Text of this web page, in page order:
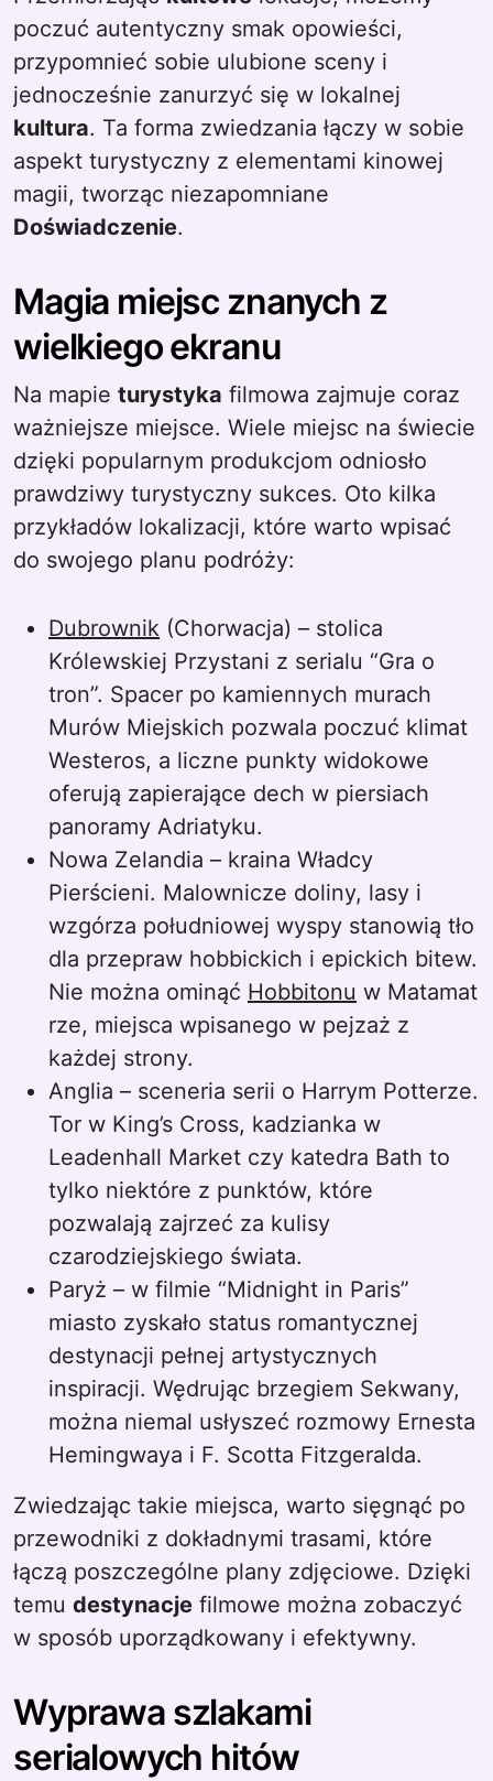
poczuć autentyczny smak opowieści,
przypomnieć sobie ulubione sceny i
jednocześnie zanurzyć się w lokalnej
kultura. Ta forma zwiedzania łączy w sobie
aspekt turystyczny z elementami kinowej
magii, tworząc niezapomniane
Doświadczenie.
Magia miejsc znanych z
wielkiego ekranu
Na mapie turystyka filmowa zajmuje coraz
ważniejsze miejsce. Wiele miejsc na świecie
dzięki popularnym produkcjom odniosło
prawdziwy turystyczny sukces. Oto kilka
przykładów lokalizacji, które warto wpisać
do swojego planu podróży:
Dubrownik (Chorwacja) – stolica
Królewskiej Przystani z serialu “Gra o
tron”. Spacer po kamiennych murach
Murów Miejskich pozwala poczuć klimat
Westeros, a liczne punkty widokowe
oferują zapierające dech w piersiach
panoramy Adriatyku.
Nowa Zelandia – kraina Władcy
Pierścieni. Malownicze doliny, lasy i
wzgórza południowej wyspy stanowią tło
dla przepraw hobbickich i epickich bitew.
Nie można ominąć Hobbitonu w Matamat
rze, miejsca wpisanego w pejzaż z
każdej strony.
Anglia – sceneria serii o Harrym Potterze.
Tor w King’s Cross, kadzianka w
Leadenhall Market czy katedra Bath to
tylko niektóre z punktów, które
pozwalają zajrzeć za kulisy
czarodziejskiego świata.
Paryż – w filmie “Midnight in Paris”
miasto zyskało status romantycznej
destynacji pełnej artystycznych
inspiracji. Wędrując brzegiem Sekwany,
można niemal usłyszeć rozmowy Ernesta
Hemingwaya i F. Scotta Fitzgeralda.
Zwiedzając takie miejsca, warto sięgnąć po
przewodniki z dokładnymi trasami, które
łączą poszczególne plany zdjęciowe. Dzięki
temu destynacje filmowe można zobaczyć
w sposób uporządkowany i efektywny.
Wyprawa szlakami
serialowych hitów